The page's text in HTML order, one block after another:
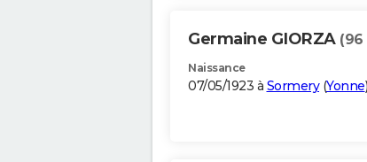
Germaine GIORZA (96
Naissance
07/05/1923 à Sormery(Yonne)